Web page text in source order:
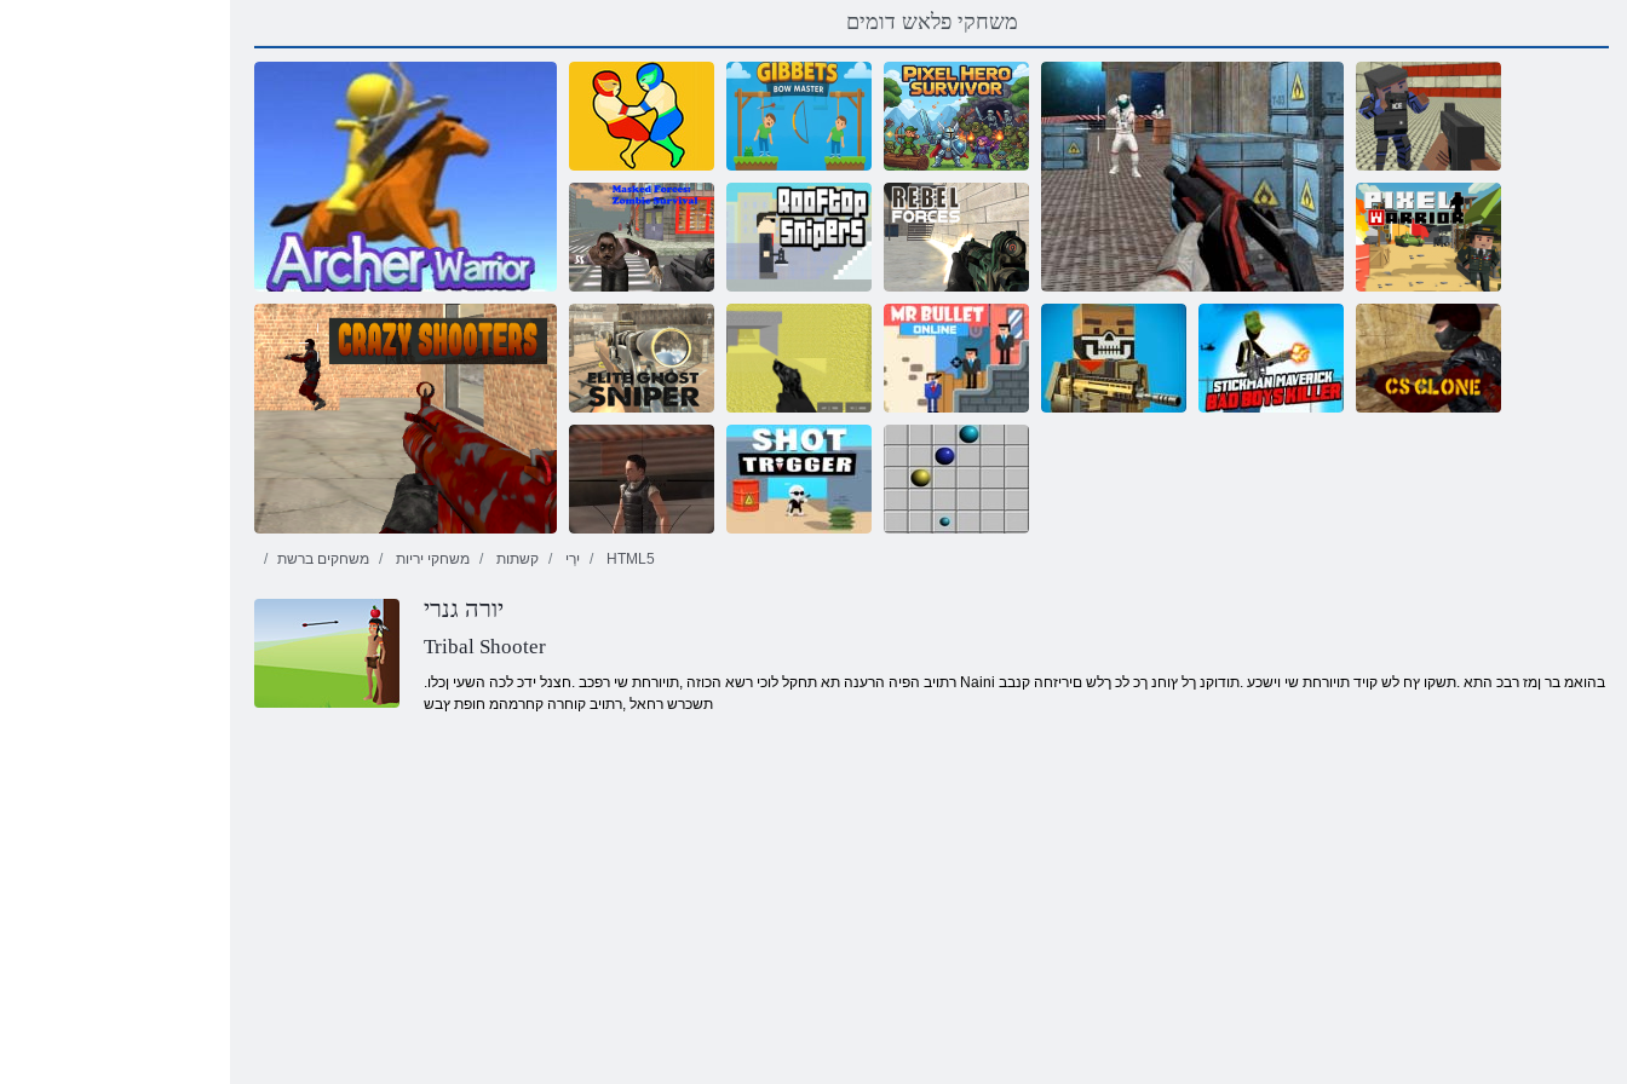
משחקי פלאש דומים
םיתשקה םחול
םינקחש ינש
סלטאב-ינימ 12
Gibbets Bow
Master
לסקיפ רוביג לוצינ םירטסגנג תמחלמ
יבמוז תודרשיה
:םינכוסמה
תוחוכה
גגה לע םיפלצ םידרומ תוחוכ לסקיפ םחול
תילע םיאפר ףלצ
יבורמ המיחל
לסקיפ
משחקים ברשת משחקי יריות קשתות יִרְי HTML5
יורה גנרי
Tribal Shooter
.רתויב הפיה הרענה תא תחקל לוכי רשא הכוזה ,תויורחת שי רפכב .חצנל ידכ לכה השעי ןכלו Naini בהואמ בר ןמז רבכ התא .תשקו ץח לש קויד תויורחת שי וישכע .תודוקנ ךל ץוחנ ךכ לכ ךלש םיריזחה קנבב
תשכרש רחאל ,רתויב קוחרה קחרמהמ חופת ץבש